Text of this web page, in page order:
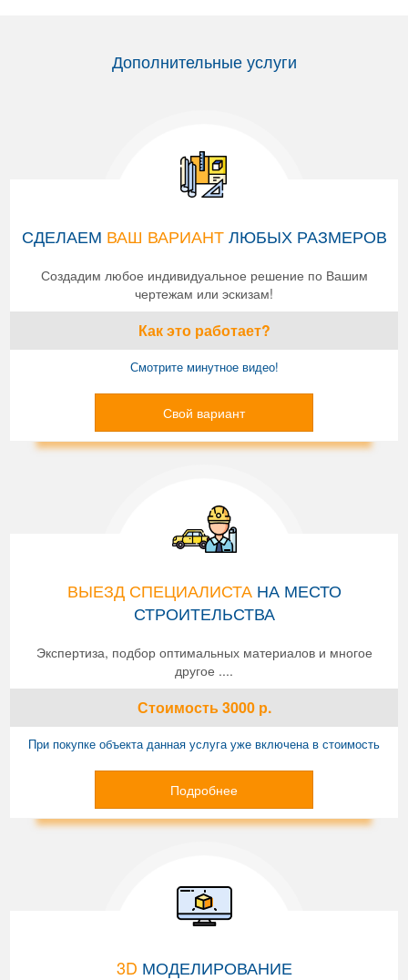
Дополнительные услуги
СДЕЛАЕМ ВАШ ВАРИАНТЛЮБЫХ РАЗМЕРОВ
Создадим любое индивидуальное решение по Вашим
чертежам или эскизам!
Как это работает?
Смотрите минутное видео!
Свой вариант
ВЫЕЗД СПЕЦИАЛИСТАНА МЕСТО
СТРОИТЕЛЬСТВА
Экспертиза, подбор оптимальных материалов и многое
другое ....
Стоимость3000р.
При покупке объекта данная услуга уже включена в стоимость
Подробнее
3D МОДЕЛИРОВАНИЕ